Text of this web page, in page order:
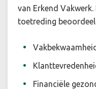
van Erkend
toetreding
Financiële